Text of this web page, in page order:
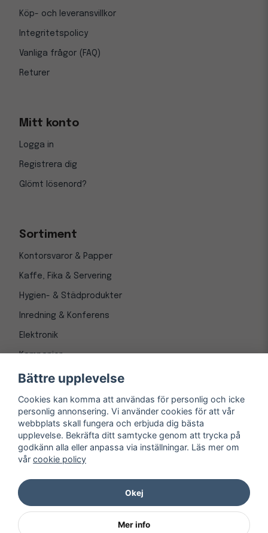
Köp- och leveransvillkor
Integritetspolicy
Vanliga frågor (FAQ)
Returer
Mitt konto
Logga in
Registrera dig
Glömt lösenord?
Sortiment
Kontorsvaror & Papper
Kaffe, Fika & Servering
Hygien- & Städprodukter
Inredning & Konferens
Elektronik
Kampanjer
© Copyright 1997-2026
Bättre upplevelse
Cookies kan komma att användas för personlig och icke
personlig annonsering. Vi använder cookies för att vår
webbplats skall fungera och erbjuda dig bästa
upplevelse. Bekräfta ditt samtycke genom att trycka på
godkänn alla eller anpassa via inställningar. Läs mer om
vår cookie policy
Okej
Mer info